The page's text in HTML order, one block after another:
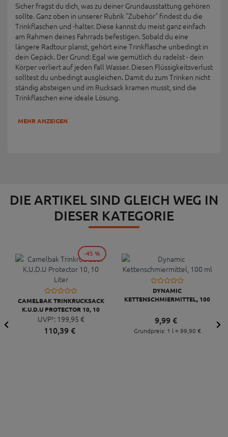
Sicher fragst du dich, was zu deiner Grundausstattung gehören
sollte. Ganz oben in unserer Rubrik "Zubehör" findest du die
Trinkflaschen und -halter. Diese kannst du meist ganz einfach
am Rahmen deines Fahrrads befestigen. Sobald du eine
längere Radtour planst, gehört eine Trinkflasche unbedingt in
dein Gepäck. Der Grund: Egal wie gemütlich du radelst - dein
Körper verliert auf jeden Fall Wasser. Diesen Flüssigkeitsverlust
solltest du unbedingt ausgleichen. Damit du zum Trinken nicht
ständig absteigen und im Rucksack kramen musst, sind die
Trinkflaschen eine ideale Lösung.
MEHR ANZEIGEN
DIE ARTIKEL SIND GLEICH WEG IN
DIESER KATEGORIE
CAMELBAK TRINKRUCKSACK
K.U.D.U PROTECTOR 10, 10
LITER
UVP¹: 199,95 €
110,39€
-45 %
DYNAMIC
KETTENSCHMIERMITTEL, 100
9,99€
Grundpreis: 1 l = 99, 90 €